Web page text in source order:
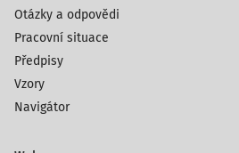
Otázky a odpovědi
Pracovní situace
Předpisy
Vzory
Navigátor